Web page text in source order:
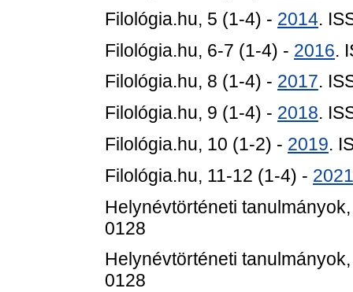
Filológia.hu, 5 (1-4) - 2014.
Filológia.hu, 6-7 (1-4) - 2016.
Filológia.hu, 8 (1-4) - 2017.
Filológia.hu, 9 (1-4) - 2018.
Filológia.hu, 10 (1-2) - 2019.
Filológia.hu, 11-12 (1-4) - 2021
Helynévtörténeti
0128
Helynévtörténeti
0128